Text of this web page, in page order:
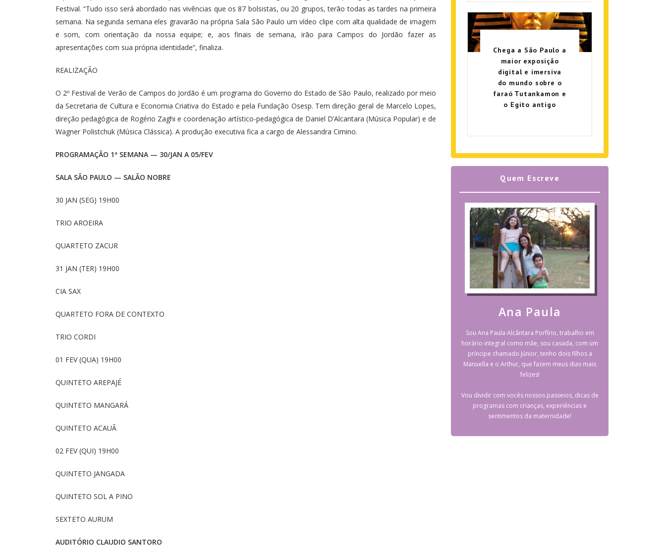
Festival. “Tudo isso será abordado nas vivências que os 87 bolsistas, ou 20 grupos, terão todas as tardes na primeira
semana. Na segunda semana eles gravarão na própria Sala São Paulo um vídeo clipe com alta qualidade de imagem
e som, com orientação da nossa equipe; e, aos finais de semana, irão para Campos do Jordão fazer as
apresentações com sua própria identidade”, finaliza.
REALIZAÇÃO
O 2º Festival de Verão de Campos do Jordão é um programa do Governo do Estado de São Paulo, realizado por meio
da Secretaria de Cultura e Economia Criativa do Estado e pela Fundação Osesp. Tem direção geral de Marcelo Lopes,
direção pedagógica de Rogério Zaghi e coordenação artístico-pedagógica de Daniel D’Alcantara (Música Popular) e de
Wagner Polistchuk (Música Clássica). A produção executiva fica a cargo de Alessandra Cimino.
PROGRAMAÇÃO 1ª SEMANA — 30/JAN A 05/FEV
SALA SÃO PAULO — SALÃO NOBRE
30 JAN (SEG) 19H00
TRIO AROEIRA
QUARTETO ZACUR
31 JAN (TER) 19H00
CIA SAX
QUARTETO FORA DE CONTEXTO
TRIO CORDI
01 FEV (QUA) 19H00
QUINTETO AREPAJÉ
QUINTETO MANGARÁ
QUINTETO ACAUÃ
02 FEV (QUI) 19H00
QUINTETO JANGADA
QUINTETO SOL A PINO
SEXTETO AURUM
AUDITÓRIO CLAUDIO SANTORO
Chega a São Paulo a
maior exposição
digital e imersiva
do mundo sobre o
faraó Tutankamon e
o Egito antigo
Quem Escreve
Ana Paula
Sou Ana Paula Alcântara Porfírio, trabalho em
horário integral como mãe, sou casada, com um
príncipe chamado Júnior, tenho dois filhos a
Manuella e o Arthur, que fazem meus dias mais
felizes!
Vou dividir com vocês nossos passeios, dicas de
programas com crianças, experiências e
sentimentos da maternidade!